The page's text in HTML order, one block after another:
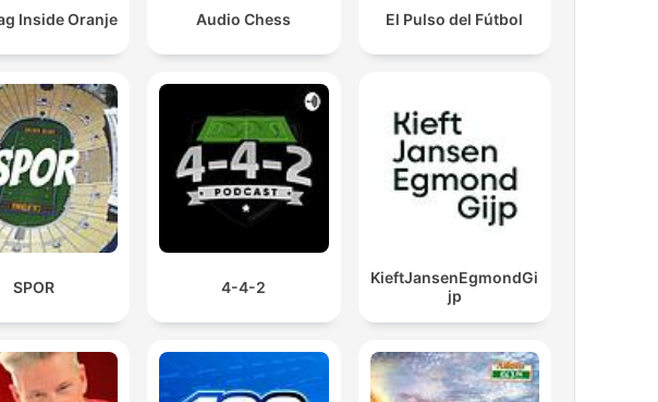
Inside Oranje Audio Chess El Pulso del Fútbol
SPOR 4-4-2
KieftJansenEgmondGi
jp